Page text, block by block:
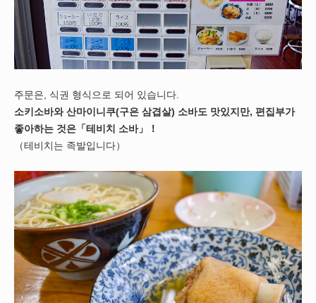
주문은, 식권 형식으로 되어 있습니다.
소키소바와 산마이니쿠(구은 삼겹살) 소바도 맛있지만, 편집부가
좋아하는 것은「테비치 소바」！
（테비치는 족발입니다）